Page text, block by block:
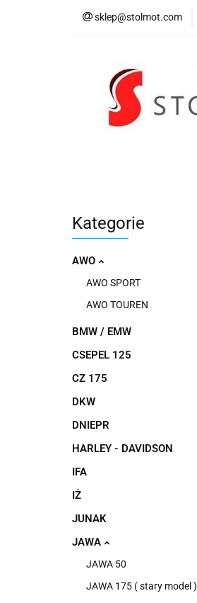
sklep@stolmot.com
Kategorie
AWO
AWO SPORT
AWO TOUREN
BMW / EMW
CSEPEL 125
CZ 175
DKW
DNIEPR
HARLEY - DAVIDSON
IFA
IŻ
JUNAK
JAWA
JAWA 50
JAWA 175 ( stary model )